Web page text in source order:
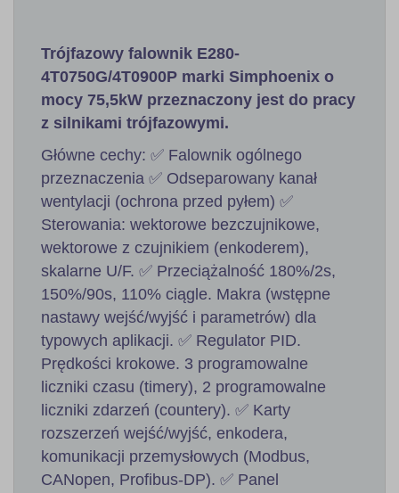
Trójfazowy falownik E280-
4T0750G/4T0900P marki Simphoenix o
mocy 75,5kW przeznaczony jest do pracy
z silnikami trójfazowymi.
Główne cechy: ✅ Falownik ogólnego
przeznaczenia ✅ Odseparowany kanał
wentylacji (ochrona przed pyłem) ✅
Sterowania: wektorowe bezczujnikowe,
wektorowe z czujnikiem (enkoderem),
skalarne U/F. ✅ Przeciążalność 180%/2s,
150%/90s, 110% ciągle. Makra (wstępne
nastawy wejść/wyjść i parametrów) dla
typowych aplikacji. ✅ Regulator PID.
Prędkości krokowe. 3 programowalne
liczniki czasu (timery), 2 programowalne
liczniki zdarzeń (countery). ✅ Karty
rozszerzeń wejść/wyjść, enkodera,
komunikacji przemysłowych (Modbus,
CANopen, Profibus-DP). ✅ Panel